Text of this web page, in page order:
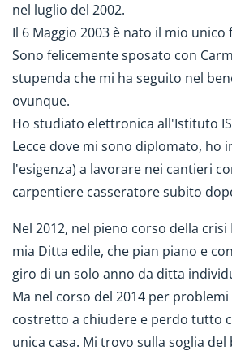
nel luglio del 2002.
Il 6 Maggio 2003 è nato il mio unico
Sono felicemente sposato con
stupenda che mi ha seguito nel
ovunque.
Ho studiato elettronica all'Istituto
Lecce dove mi sono diplomato, ho
l'esigenza) a lavorare nei cantieri
carpentiere casseratore subito
Nel 2012, nel pieno corso della
mia Ditta edile, che pian piano e
giro di un solo anno da ditta
Ma nel corso del 2014 per
costretto a chiudere e perdo tutto
unica casa. Mi trovo sulla soglia